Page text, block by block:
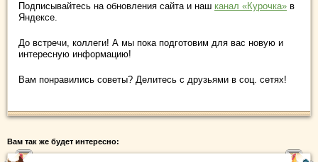
Подписывайтесь на обновления сайта и наш канал «Курочка» в
Яндексе.
До встречи, коллеги! А мы пока подготовим для вас новую и
интересную информацию!
Вам понравились советы? Делитесь с друзьями в соц. сетях!
Вам так же будет интересно: